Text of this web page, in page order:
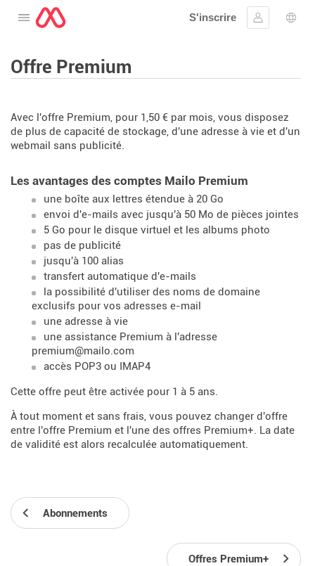
Ouvrir le menu
S'inscrire
Se
Offre Premium
Avec l'offre Premium, pour 1,50 € par mois, vous disposez
de plus de capacité de stockage, d'une adresse à vie et d'un
webmail sans publicité.
Les avantages des comptes Mailo Premium
une boîte aux lettres étendue à 20 Go
envoi d'e-mails avec jusqu'à 50 Mo de pièces jointes
5 Go pour le disque virtuel et les albums photo
pas de publicité
jusqu'à 100 alias
transfert automatique d'e-mails
la possibilité d'utiliser des noms de domaine
exclusifs pour vos adresses e-mail
une adresse à vie
une assistance Premium à l'adresse
premium@mailo.com
accès POP3 ou IMAP4
Cette offre peut être activée pour 1 à 5 ans.
À tout moment et sans frais, vous pouvez changer d'offre
entre l'offre Premium et l'une des offres Premium+. La date
de validité est alors recalculée automatiquement.
Abonnements
Offres Premium+